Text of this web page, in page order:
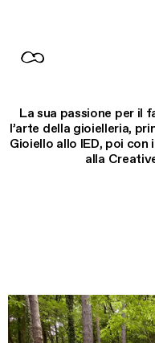
La sua passione per il
l’arte della gioielleria,
Gioiello allo IED, poi
alla